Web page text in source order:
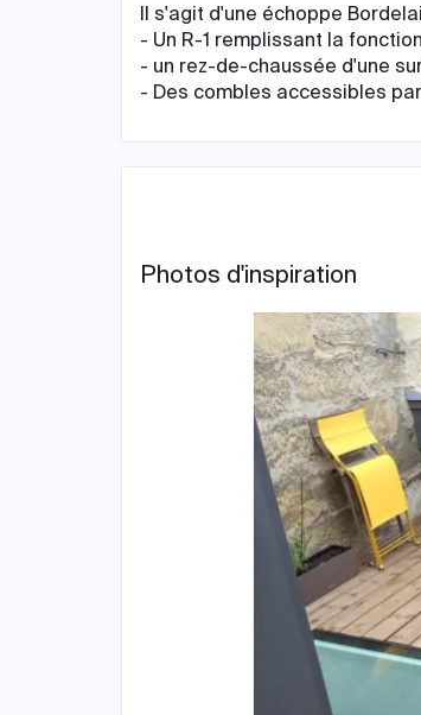
Il s'agit d'une échoppe
- Un R-1 remplissant la
- un rez-de-chaussée d'une
- Des combles accessibles
Photos d'inspiration